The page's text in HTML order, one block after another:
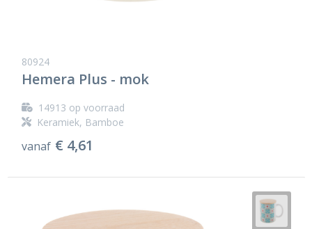
80924
Hemera Plus - mok
14913 op voorraad
Keramiek, Bamboe
vanaf € 4,61